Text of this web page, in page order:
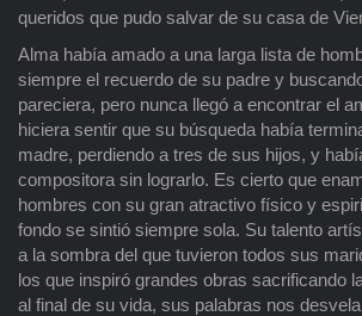
queridos que pudo salvar de su casa de
Alma había amado a una larga lista de
siempre el recuerdo de su padre y
pareciera, pero nunca llegó a encontrar el
hiciera sentir que su búsqueda había
madre, perdiendo a tres de sus hijos, y
compositora sin lograrlo. Es cierto que
hombres con su gran atractivo físico y
fondo se sintió siempre sola. Su talento
a la sombra del que tuvieron todos sus
los que inspiró grandes obras sacrificando
al final de su vida, sus palabras nos